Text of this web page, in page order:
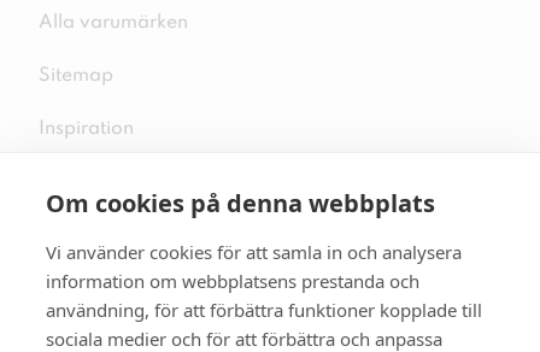
Om cookies på denna webbplats
Vi använder cookies för att samla in och analysera
information om webbplatsens prestanda och
användning, för att förbättra funktioner kopplade till
sociala medier och för att förbättra och anpassa
Alla varumärken
Sitemap
Inspiration
Följ oss på sociala medier